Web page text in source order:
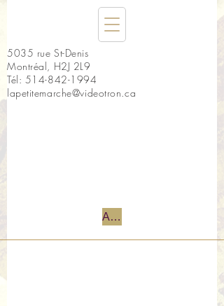
5035 rue St-Denis
Montréal, H2J 2L9
Tél: 514-842-1994
lapetitemarche@videotron.ca
Accueil